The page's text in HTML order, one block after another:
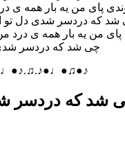
پای من یه بار همه ی
شد که دردسر شدی دل تو
پای من یه بار همه ی
چی شد که دردسر
شد که دردسر